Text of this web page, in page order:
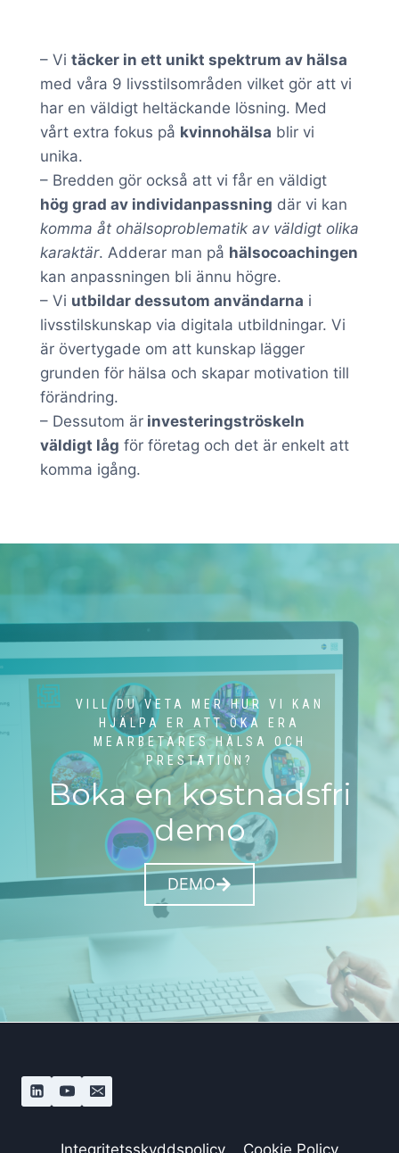
– Vi täcker in ett unikt spektrum av hälsa
med våra 9 livsstilsområden vilket gör att vi
har en väldigt heltäckande lösning. Med
vårt extra fokus på kvinnohälsa blir vi
unika.
– Bredden gör också att vi får en väldigt
hög grad av individanpassning där vi kan
komma åt ohälsoproblematik av väldigt olika
karaktär. Adderar man på hälsocoachingen
kan anpassningen bli ännu högre.
– Vi utbildar dessutom användarna i
livsstilskunskap via digitala utbildningar. Vi
är övertygade om att kunskap lägger
grunden för hälsa och skapar motivation till
förändring.
– Dessutom är investeringströskeln
väldigt låg för företag och det är enkelt att
komma igång.
VILL DU VETA MER HUR VI KAN
HJÄLPA ER ATT ÖKA ERA
MEARBETARES HÄLSA OCH
PRESTATION?
Boka en kostnadsfri
demo
DEMO
Integritetsskyddspolicy Cookie Policy